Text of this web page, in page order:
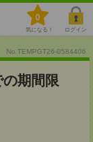
0
気になる！ ログイン
No.TEMPGT26-0584406
期間限